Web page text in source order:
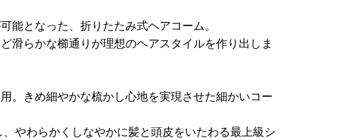
能となった、折りたたみ式ヘアコーム。
滑らかな櫛通りが理想のヘアスタイルを作り出しま
。きめ細やかな梳かし心地を実現させた細かいコー
やわらかくしなやかに髪と頭皮をいたわる最上級シ